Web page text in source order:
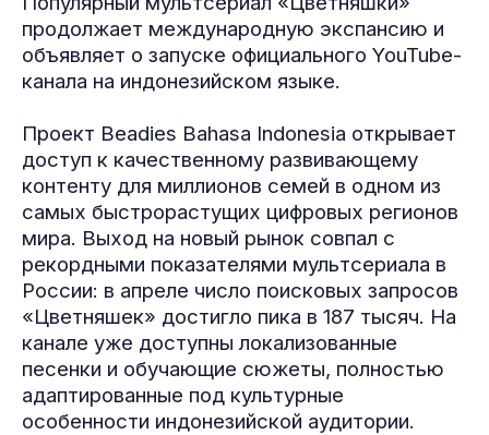
продолжает международную экспансию и
объявляет о запуске официального YouTube-
канала на индонезийском языке.
Проект Beadies Bahasa Indonesia открывает
доступ к качественному развивающему
контенту для миллионов семей в одном из
самых быстрорастущих цифровых регионов
мира. Выход на новый рынок совпал с
рекордными показателями мультсериала в
России: в апреле число поисковых запросов
«Цветняшек» достигло пика в 187 тысяч. На
канале уже доступны локализованные
песенки и обучающие сюжеты, полностью
адаптированные под культурные
особенности индонезийской аудитории.